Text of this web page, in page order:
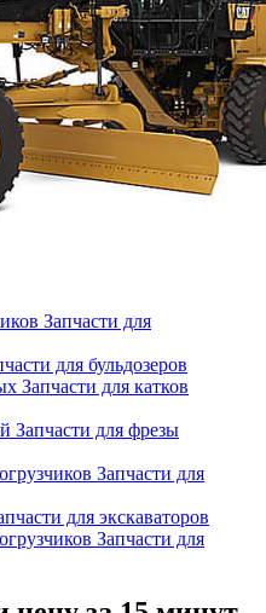
Запчасти для
для бульдозеров
Запчасти для катков
Запчасти для фрезы
Запчасти для
для экскаваторов
Запчасти для